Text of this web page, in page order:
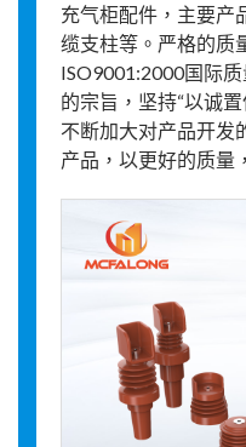
充气柜配件，主要产
缆支柱等。严格的质
ISO9001:2000国际
的宗旨，坚持“以诚
不断加大对产品开发
产品，以更好的质量